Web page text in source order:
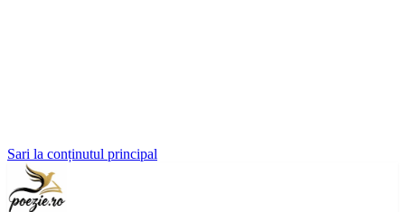
Sari la conținutul principal